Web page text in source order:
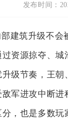
发布时间：
建筑升级不会
资源掠夺、城
级节奏，王朝
军进攻中断进
，也是多数玩